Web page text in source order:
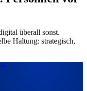
überall sonst.
Haltung: strategisch,